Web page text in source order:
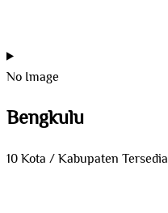
No Image
Bengkulu
10 Kota / Kabupaten Tersedia